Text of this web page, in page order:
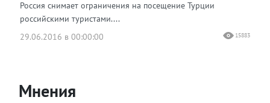
Россия снимает ограничения на посещение Турции
российскими туристами....
29.06.2016 в 00:00:00
15883
Мнения